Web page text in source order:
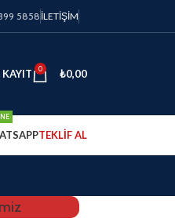
5858 İLETIŞIM
0 ₺0,00
TEKLİF AL